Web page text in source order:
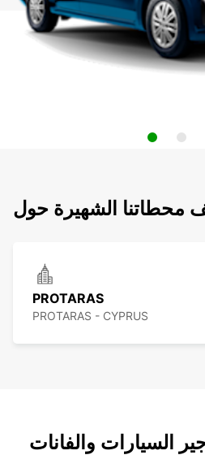
PROTARAS
PROTARAS - CYPRUS